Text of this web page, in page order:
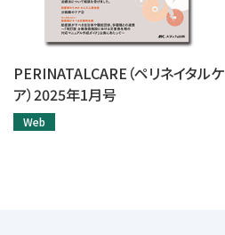
PERINATALCARE（ペリネイタルケ
ア）2025年1月号
Web